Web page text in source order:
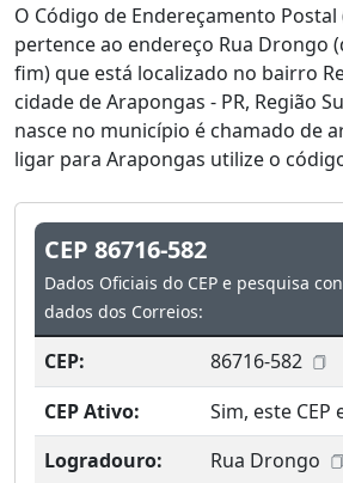
O Código de Endereçamento Postal
pertence ao endereço Rua Drongo
fim) que está localizado no bairro
cidade de Arapongas - PR, Região
nasce no município é chamado de
ligar para Arapongas utilize o
CEP 86716-582
Dados Oficiais do CEP e pesquisa
dados dos Correios:
CEP:
86716-582
CEP Ativo:
Sim, este CEP
Logradouro:
Rua Drongo